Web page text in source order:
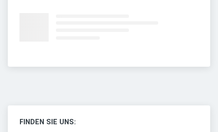
FINDEN SIE UNS: